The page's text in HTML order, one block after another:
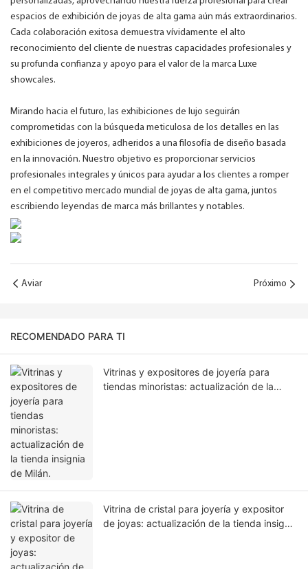
espacios de exhibición de joyas de alta gama aún más extraordinarios.
Cada colaboración exitosa demuestra vívidamente el alto
reconocimiento del cliente de nuestras capacidades profesionales y
su profunda confianza y apoyo para el valor de la marca Luxe
showcales.
Mirando hacia el futuro, las exhibiciones de lujo seguirán
comprometidas con la búsqueda meticulosa de los detalles en las
exhibiciones de joyeros, adheridos a una filosofía de diseño basada
en la innovación. Nuestro objetivo es proporcionar servicios
profesionales integrales y únicos para ayudar a los clientes a romper
en el competitivo mercado mundial de joyas de alta gama, juntos
escribiendo leyendas de marca más brillantes y notables.
Aviar Próximo
RECOMENDADO PARA TI
Vitrinas y expositores de joyería para
tiendas minoristas: actualización de la
Vitrina de cristal para joyería y expositor
de joyas: actualización de la tienda insignia